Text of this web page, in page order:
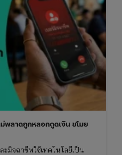
พลาดถูกหลอกดูดเงิน ขโมย
มิจฉาชีพใช้เทคโนโลยีเป็น